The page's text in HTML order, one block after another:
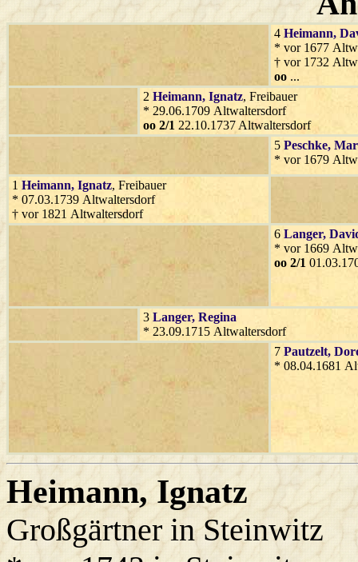
4 Heimann,
* vor 1677
† vor 1732
oo ...
2 Heimann, Ignatz, Freibauer
* 29.06.1709 Altwaltersdorf
oo 2/1 22.10.1737 Altwaltersdorf
5 Peschke,
* vor 1679
1 Heimann, Ignatz, Freibauer
* 07.03.1739 Altwaltersdorf
† vor 1821 Altwaltersdorf
6 Langer,
* vor 1669
oo 2/1
3 Langer, Regina
* 23.09.1715 Altwaltersdorf
7 Pautzelt,
* 08.04.1681
Heimann, Ignatz
Großgärtner in Steinwitz